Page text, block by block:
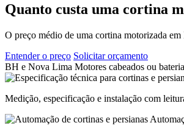
Quanto custa uma cortina
O preço médio de uma cortina motorizada
Entender o preço Solicitar orçamento
BH e Nova Lima Motores cabeados ou bateria
Medição, especificação e instalação com